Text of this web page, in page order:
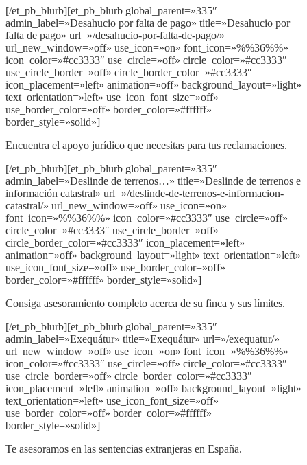
[/et_pb_blurb][et_pb_blurb global_parent=»335″
admin_label=»Desahucio por falta de pago» title=»Desahucio por
falta de pago» url=»/desahucio-por-falta-de-pago/»
url_new_window=»off» use_icon=»on» font_icon=»%%36%%»
icon_color=»#cc3333″ use_circle=»off» circle_color=»#cc3333″
use_circle_border=»off» circle_border_color=»#cc3333″
icon_placement=»left» animation=»off» background_layout=»light»
text_orientation=»left» use_icon_font_size=»off»
use_border_color=»off» border_color=»#ffffff»
border_style=»solid»]
Encuentra el apoyo jurídico que necesitas para tus reclamaciones.
[/et_pb_blurb][et_pb_blurb global_parent=»335″
admin_label=»Deslinde de terrenos…» title=»Deslinde de terrenos e
información catastral» url=»/deslinde-de-terrenos-e-informacion-
catastral/» url_new_window=»off» use_icon=»on»
font_icon=»%%36%%» icon_color=»#cc3333″ use_circle=»off»
circle_color=»#cc3333″ use_circle_border=»off»
circle_border_color=»#cc3333″ icon_placement=»left»
animation=»off» background_layout=»light» text_orientation=»left»
use_icon_font_size=»off» use_border_color=»off»
border_color=»#ffffff» border_style=»solid»]
Consiga asesoramiento completo acerca de su finca y sus límites.
[/et_pb_blurb][et_pb_blurb global_parent=»335″
admin_label=»Exequátur» title=»Exequátur» url=»/exequatur/»
url_new_window=»off» use_icon=»on» font_icon=»%%36%%»
icon_color=»#cc3333″ use_circle=»off» circle_color=»#cc3333″
use_circle_border=»off» circle_border_color=»#cc3333″
icon_placement=»left» animation=»off» background_layout=»light»
text_orientation=»left» use_icon_font_size=»off»
use_border_color=»off» border_color=»#ffffff»
border_style=»solid»]
Te asesoramos en las sentencias extranjeras en España.